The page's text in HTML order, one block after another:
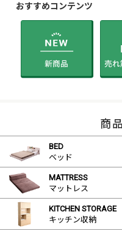
おすすめコンテンツ
商
BED
ベッド
MATTRESS
マットレス
KITCHEN STORAGE
キッチン収納